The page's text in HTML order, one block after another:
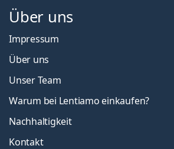
Über uns
Impressum
Über uns
Unser Team
Warum bei Lentiamo einkaufen?
Nachhaltigkeit
Kontakt